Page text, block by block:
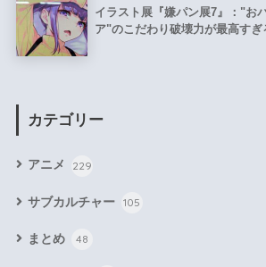
イラスト展『嫌パン展7』："お
ア"のこだわり破壊力が最高すぎ
カテゴリー
アニメ 229
サブカルチャー 105
まとめ 48